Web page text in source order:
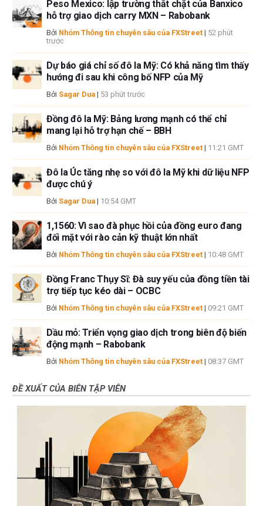
tin này. FXStreet và tác giả sẽ không chịu trách nhiệm về bất kỳ sai sót,
thiếu sót hoặc bất kỳ tổn thất, thương tích hoặc thiệt hại nào phát sinh từ
thông tin này và việc hiển thị hoặc sử dụng thông tin này. Ngoại trừ các
lỗi và thiếu sót.
Tác giả và FXStreet không phải là các cố vấn đầu tư đã đăng ký và không
có nội dung nào trong bài viết này nhằm mục đích tư vấn đầu tư.
Peso Mexico: lập trường thắt chặt của Banxico
hỗ trợ giao dịch carry MXN – Rabobank
Bởi Nhóm Thông tin chuyên sâu của FXStreet | 52 phút
trước
Dự báo giá chỉ số đô la Mỹ: Có khả năng tìm thấy
hướng đi sau khi công bố NFP của Mỹ
Bởi Sagar Dua | 53 phút trước
Đồng đô la Mỹ: Bảng lương mạnh có thể chỉ
mang lại hỗ trợ hạn chế – BBH
Bởi Nhóm Thông tin chuyên sâu của FXStreet | 11:21 GMT
Đô la Úc tăng nhẹ so với đô la Mỹ khi dữ liệu NFP
được chú ý
Bởi Sagar Dua | 10:54 GMT
1,1560: Vì sao đà phục hồi của đồng euro đang
đối mặt với rào cản kỹ thuật lớn nhất
Bởi Nhóm Thông tin chuyên sâu của FXStreet | 10:48 GMT
Đồng Franc Thụy Sĩ: Đà suy yếu của đồng tiền tài
trợ tiếp tục kéo dài – OCBC
Bởi Nhóm Thông tin chuyên sâu của FXStreet | 09:21 GMT
Dầu mỏ: Triển vọng giao dịch trong biên độ biến
động mạnh – Rabobank
Bởi Nhóm Thông tin chuyên sâu của FXStreet | 08:37 GMT
ĐỀ XUẤT CỦA BIÊN TẬP VIÊN